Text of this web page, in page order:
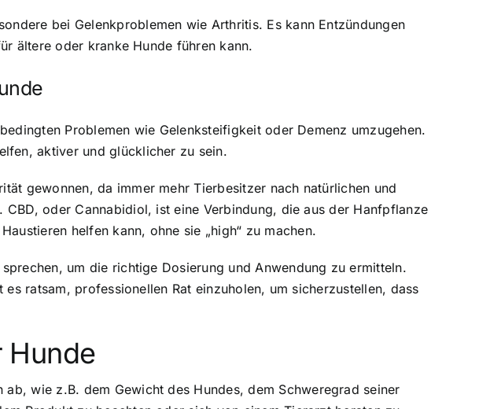
bei Gelenkproblemen wie Arthritis. Es kann Entzündungen
ältere oder kranke Hunde führen kann.
Problemen wie Gelenksteifigkeit oder Demenz umzugehen.
aktiver und glücklicher zu sein.
gewonnen, da immer mehr Tierbesitzer nach natürlichen und
oder Cannabidiol, ist eine Verbindung, die aus der Hanfpflanze
helfen kann, ohne sie „high“ zu machen.
um die richtige Dosierung und Anwendung zu ermitteln.
ratsam, professionellen Rat einzuholen, um sicherzustellen, dass
Hunde
wie z.B. dem Gewicht des Hundes, dem Schweregrad seiner